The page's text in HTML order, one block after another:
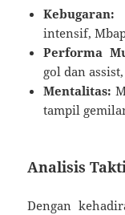
Kebugaran:
intensif,
Performa
gol dan
Mentalitas:
tampil
Analisis
Dengan